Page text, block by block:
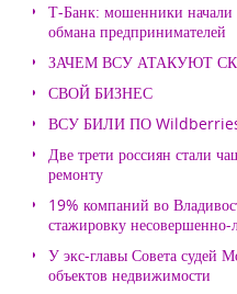
Т-Банк: мошенники начали
обмана предпринимателей
ЗАЧЕМ ВСУ АТАКУЮТ
СВОЙ БИЗНЕС
ВСУ БИЛИ ПО
Две трети россиян стали
ремонту
19% компаний во
стажировку несовершенно-
У экс-главы Совета судей
объектов недвижимости